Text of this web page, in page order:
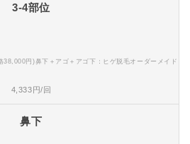
3-4部位
円)鼻下＋アゴ＋アゴ下：ヒゲ脱毛オーダーメイド
4,333円/回
鼻下